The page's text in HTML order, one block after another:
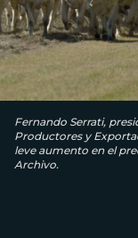
Fernando Serrati,
Productores y
leve aumento en el
Archivo.